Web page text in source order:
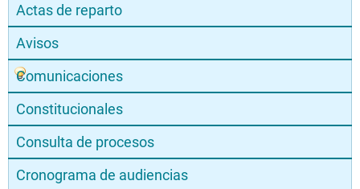
Actas de reparto
Avisos
Comunicaciones
Constitucionales
Consulta de procesos
Cronograma de audiencias